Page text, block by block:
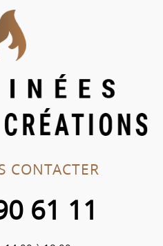
CONTACTER
61 11